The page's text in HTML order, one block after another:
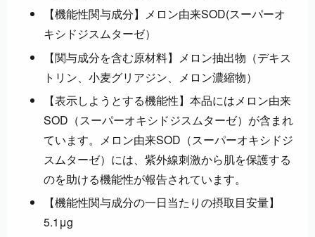
【機能性関与成分】メロン由来SOD(スーパーオ
キシドジスムターゼ）
【関与成分を含む原材料】メロン抽出物（デキス
トリン、小麦グリアジン、メロン濃縮物）
【表示しようとする機能性】本品にはメロン由来
SOD（スーパーオキシドジスムターゼ）が含まれ
ています。メロン由来SOD（スーパーオキシドジ
スムターゼ）には、紫外線刺激から肌を保護する
のを助ける機能性が報告されています。
【機能性関与成分の一日当たりの摂取目安量】
5.1μg